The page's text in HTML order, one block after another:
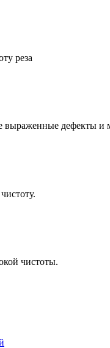
выраженные дефекты и
чистоты.